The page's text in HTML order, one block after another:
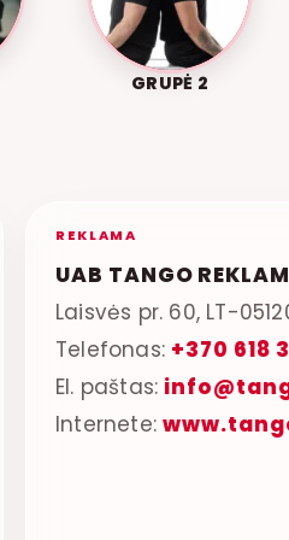
GRUPĖ 2
REKLAMA
UAB TANGO
Laisvės pr. 60, LT-
Telefonas: +370 618
El. paštas:
Internete: